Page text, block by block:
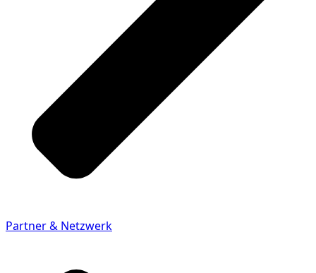
Partner & Netzwerk